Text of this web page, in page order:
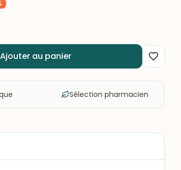
Ajouter au panier
Sélection pharmacien